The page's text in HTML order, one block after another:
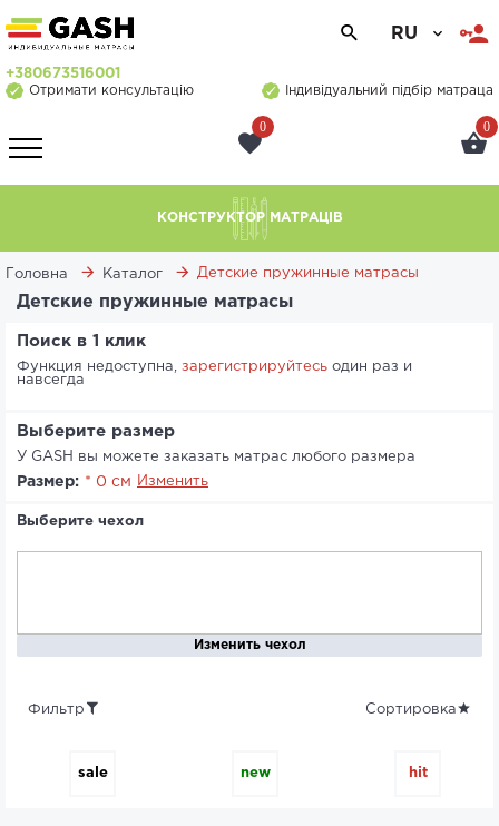
RU
+380673516001
Отримати консультацію
Індивідуальний підбір матраца
0 0
КОНСТРУКТОР МАТРАЦІВ
Головна Каталог Детские пружинные матрасы
Детские пружинные матрасы
Поиск в 1 клик
Функция недоступна, зарегистрируйтесь один раз и
навсегда
Выберите размер
У GASH вы можете заказать матрас любого размера
Размер: * 0 см Изменить
Выберите чехол
Изменить чехол
Фильтр Сортировка
sale new hit